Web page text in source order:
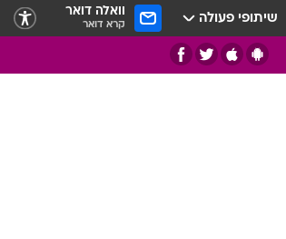
שיתופי פעולה וואלה דואר
קרא דואר